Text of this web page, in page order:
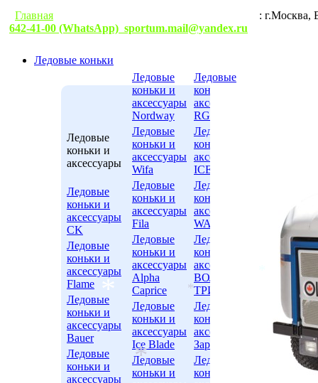
Главная
:
642-41-00 (WhatsApp) sportum.mail@yandex.ru
Ледовые коньки
Ледовые
коньки и
аксессуары
Ледовые
коньки и
аксессуары
CK
Ледовые
коньки и
аксессуары
Flame
Ледовые
коньки и
аксессуары
Bauer
Ледовые
коньки и
аксессуары
Ледовые
коньки и
аксессуары
Nordway
Ледовые
коньки и
аксессуары
Wifa
Ледовые
коньки и
аксессуары
Fila
Ледовые
коньки и
аксессуары
Alpha
Caprice
Ледовые
коньки и
аксессуары
Ice Blade
Ледовые
коньки и
Ледовые
коньки и
аксессуары
RGX
Ледовые
коньки и
аксессуары
ICE.COM
Ледовые
коньки и
аксессуары
WARRIOR
Ледовые
коньки и
аксессуары
ВОЛНА-
ТРИМАРК
Ледовые
коньки и
аксессуары
Заряд
Ледовые
коньки и
*
*
*
*